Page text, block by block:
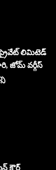
లిమిటెడ్
జోమ్ వర్గీస్
కౌర్